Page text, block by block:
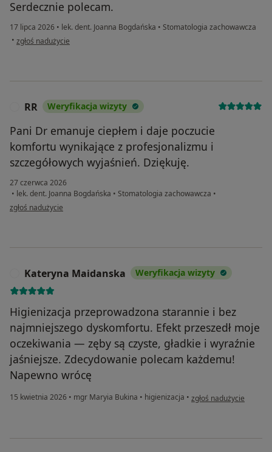
Serdecznie polecam.
17 lipca 2026 • lek. dent. Joanna Bogdańska • Stomatologia zachowawcza
• w opinii użytkownika Jarek
zgłoś nadużycie
RR Weryfikacja wizyty
Pani Dr emanuje ciepłem i daje poczucie
komfortu wynikające z profesjonalizmu i
szczegółowych wyjaśnień. Dziękuję.
27 czerwca 2026
• lek. dent. Joanna Bogdańska • Stomatologia zachowawcza •
w opinii użytkownika RR
zgłoś nadużycie
Kateryna Maidanska Weryfikacja wizyty
Higienizacja przeprowadzona starannie i bez
najmniejszego dyskomfortu. Efekt przeszedł moje
oczekiwania — zęby są czyste, gładkie i wyraźnie
jaśniejsze. Zdecydowanie polecam każdemu!
Napewno wrócę
15 kwietnia 2026 • mgr Maryia Bukina • higienizacja • w opinii użytkownika
zgłoś nadużycie